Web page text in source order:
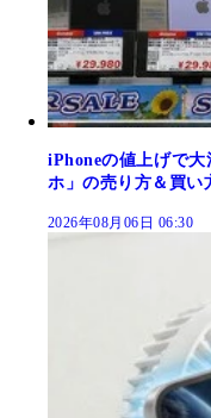
iPhoneの値上げで
ホ」の売り方＆買い
2026年08月06日 06:30